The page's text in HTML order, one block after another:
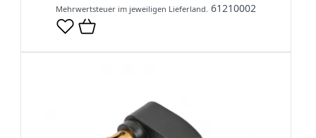
Mehrwertsteuer im jeweiligen Lieferland. 61210002